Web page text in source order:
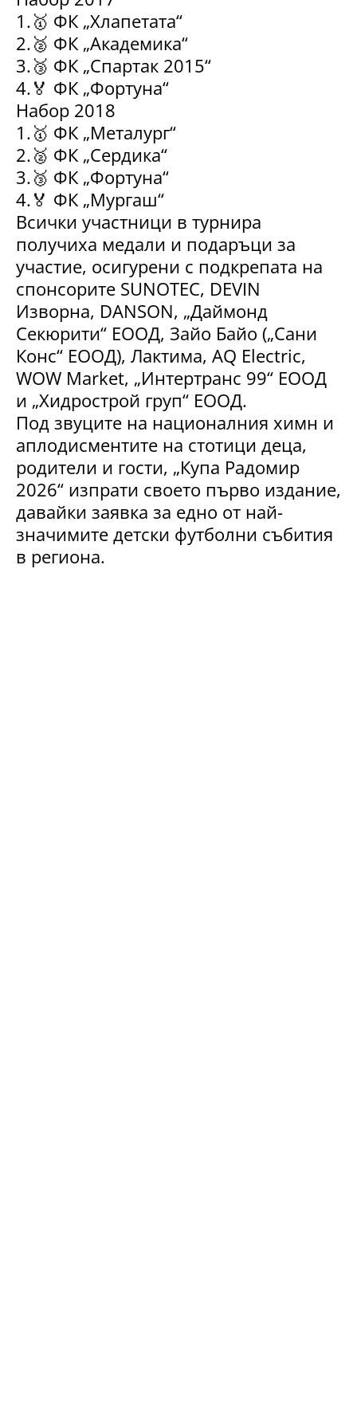
1.🥇 ФК „Хлапетата“
2.🥈 ФК „Академика“
3.🥉 ФК „Спартак 2015“
4.🏅 ФК „Фортуна“
Набор 2018
1.🥇 ФК „Металург“
2.🥈 ФК „Сердика“
3.🥉 ФК „Фортуна“
4.🏅 ФК „Мургаш“
Всички участници в турнира
получиха медали и подаръци за
участие, осигурени с подкрепата на
спонсорите SUNOTEC, DEVIN
Изворна, DANSON, „Даймонд
Секюрити“ ЕООД, Зайо Байо („Сани
Конс“ ЕООД), Лактима, AQ Electric,
WOW Market, „Интертранс 99“ ЕООД
и „Хидрострой груп“ ЕООД.
Под звуците на националния химн и
аплодисментите на стотици деца,
родители и гости, „Купа Радомир
2026“ изпрати своето първо издание,
давайки заявка за едно от най-
значимите детски футболни събития
в региона.